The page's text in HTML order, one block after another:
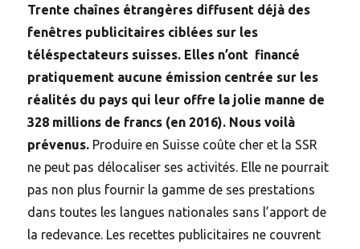
Trente chaînes étrangères diffusent déjà des
fenêtres publicitaires ciblées sur les
téléspectateurs suisses. Elles n’ont financé
pratiquement aucune émission centrée sur les
réalités du pays qui leur offre la jolie manne de
328 millions de francs (en 2016). Nous voilà
prévenus. Produire en Suisse coûte cher et la SSR
ne peut pas délocaliser ses activités. Elle ne pourrait
pas non plus fournir la gamme de ses prestations
dans toutes les langues nationales sans l’apport de
la redevance. Les recettes publicitaires ne couvrent